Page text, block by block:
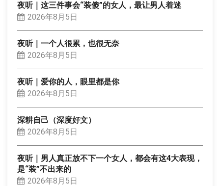
夜听｜这三件事会“装傻”的女人，最让男人着迷
2026年8月5日
夜听｜一个人很累，也很无奈
2026年8月5日
夜听｜爱你的人，眼里都是你
2026年8月5日
深耕自己（深度好文）
2026年8月5日
夜听｜男人真正放不下一个女人，都会有这4大表现，
是“装”不出来的
2026年8月5日